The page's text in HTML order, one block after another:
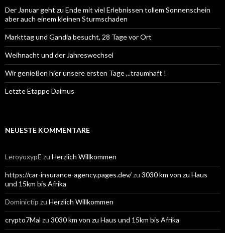
Der Januar geht zu Ende mit viel Erlebnissen tollem Sonnenschein
aber auch einem kleinen Sturmschaden
Markttag und Gandia besucht, 28 Tage vor Ort
Weihnacht und der Jahreswechsel
Wir genießen hier unsere ersten Tage ,..traumhaft !
Letzte Etappe Daimus
NEUESTE KOMMENTARE
LeroyoxypE zu Herzlich Willkommen
https://car-insurance-agency.pages.dev/zu 3030 km von zu Haus
und 15km bis Afrika
Dominictip zu Herzlich Willkommen
crypto7Mal zu 3030 km von zu Haus und 15km bis Afrika